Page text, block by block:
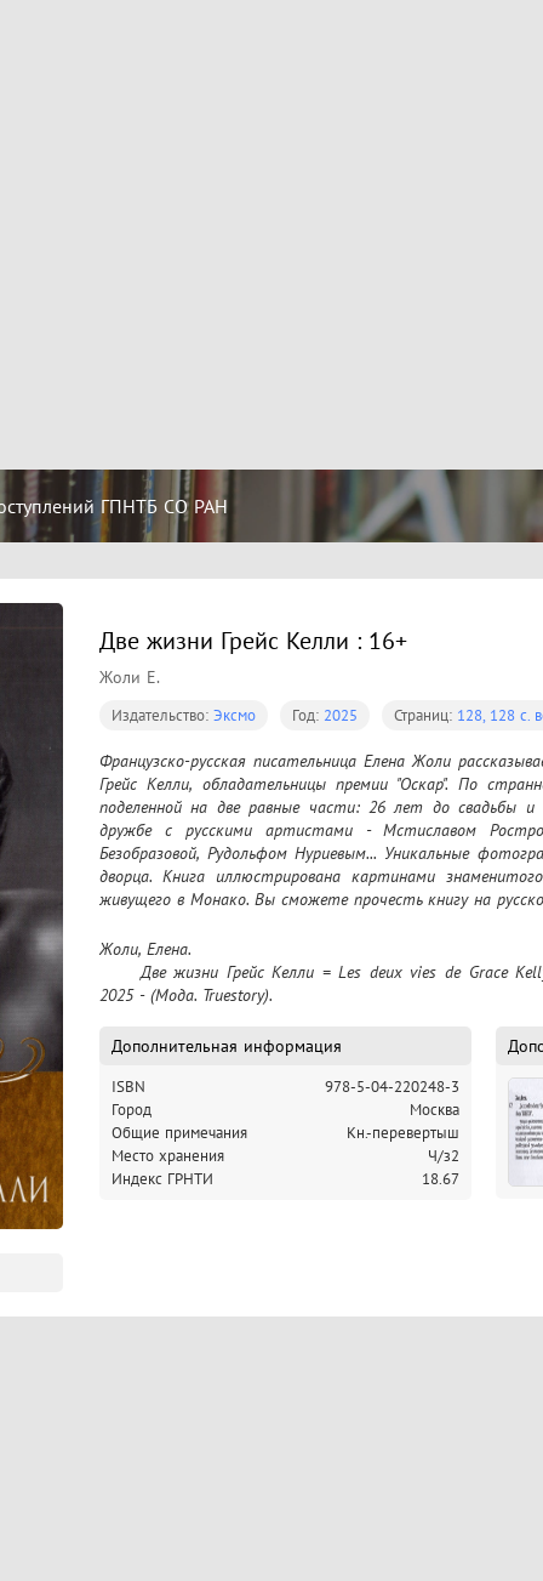
ГПНТБ СО РАН
Две жизни Грейс Келли : 16+
Жоли Е.
Издательство: Эксмо Год: 2025 Страниц: 128, 128 с.
Французско-русская писательница Елена Жоли
Грейс Келли, обладательницы премии "Оскар". По
поделенной на две равные части: 26 лет до свадьбы
дружбе с русскими артистами - Мстиславом
Безобразовой, Рудольфом Нуриевым... Уникальные
дворца. Книга иллюстрирована картинами
живущего в Монако. Вы сможете прочесть книгу на
Жоли, Елена.
	Две жизни Грейс Келли = Les deux vies de Grace Kelly : 16+ / Елена Жоли. – Москва : Эксмо,
2025 - (Мода. Truestory).
Дополнительная информация
ISBN
978-5-04-220248-3
Город
Москва
Общие примечания
Кн.-перевертыш
Место хранения
Ч/з2
Индекс ГРНТИ
18.67